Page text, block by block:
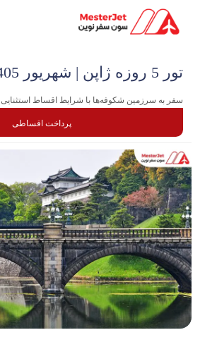
تور 5 روزه ژاپن | شهریور 1405
سفر به سرزمین شکوفه‌ها با شرایط اقساط استثنایی
پرداخت اقساطی